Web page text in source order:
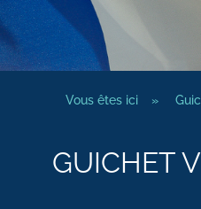
Vous êtes ici »
GUICHET